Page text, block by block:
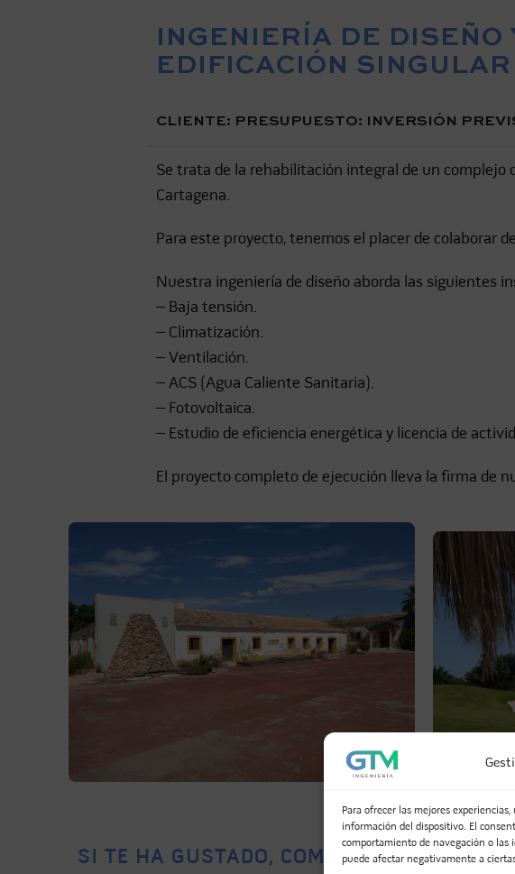
Para ofrecer las mejores
información del dispositivo. El
comportamiento de navegación o
puede afectar negativamente a
INGENIERÍA DE DISEÑO
EDIFICACIÓN SINGULAR
CLIENTE: PRESUPUESTO: INVERSIÓN
Se trata de la rehabilitación integral de un complejo
Cartagena.
Para este proyecto, tenemos el placer de colaborar
Nuestra ingeniería de diseño aborda las siguientes
– Baja tensión.
– Climatización.
– Ventilación.
– ACS (Agua Caliente Sanitaria).
– Fotovoltaica.
– Estudio de eficiencia energética y licencia de
El proyecto completo de ejecución lleva la firma de
SI TE HA GUSTADO, COMPÁRTELO